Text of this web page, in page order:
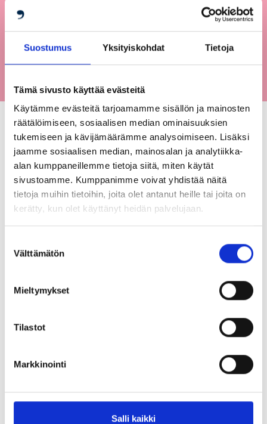
Suostumus Yksityiskohdat Tietoja
Tämä sivusto käyttää evästeitä
Käytämme evästeitä tarjoamamme sisällön ja mainosten
räätälöimiseen, sosiaalisen median ominaisuuksien
tukemiseen ja kävijämäärämme analysoimiseen. Lisäksi
jaamme sosiaalisen median, mainosalan ja analytiikka-
alan kumppaneillemme tietoja siitä, miten käytät
sivustoamme. Kumppanimme voivat yhdistää näitä
tietoja muihin tietoihin, joita olet antanut heille tai joita on
kerätty, kun olet käyttänyt heidän palvelujaan.
valinta
Välttämätön
Mieltymykset
Tilastot
Markkinointi
Salli kaikki
PUKSTAAVI
SUOMEN KIRJAINSTITUUTIN SÄÄTIÖ
Hallinto